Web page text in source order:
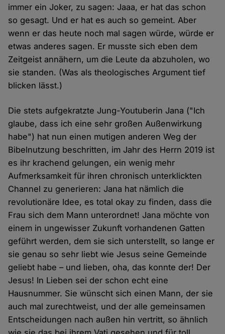
immer ein Joker, zu sagen: Jaaa, er hat das schon
so gesagt. Und er hat es auch so gemeint. Aber
wenn er das heute noch mal sagen würde, würde er
etwas anderes sagen. Er musste sich eben dem
Zeitgeist annähern, um die Leute da abzuholen, wo
sie standen. (Was als theologisches Argument tief
blicken lässt.)
Die stets aufgekratzte Jung-Youtuberin Jana ("Ich
glaube, dass ich eine sehr großen Außenwirkung
habe") hat nun einen mutigen anderen Weg der
Bibelnutzung beschritten, im Jahr des Herrn 2019 ist
es ihr krachend gelungen, ein wenig mehr
Aufmerksamkeit für ihren chronisch unterklickten
Channel zu generieren: Jana hat nämlich die
revolutionäre Idee, es total okay zu finden, dass die
Frau sich dem Mann unterordnet! Jana möchte von
einem in ungewisser Zukunft vorhandenen Gatten
geführt werden, dem sie sich unterstellt, so lange er
sie genau so sehr liebt wie Jesus seine Gemeinde
geliebt habe – und lieben, oha, das konnte der! Der
Jesus! In Lieben sei der schon echt eine
Hausnummer. Sie wünscht sich einen Mann, der sie
auch mal zurechtweist, und der alle gemeinsamen
Entscheidungen nach außen hin vertritt, so ähnlich